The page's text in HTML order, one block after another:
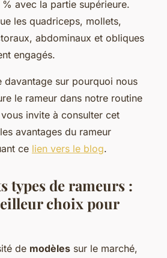
avec la partie supérieure.
les quadriceps, mollets,
abdominaux et obliques
engagés.
davantage sur pourquoi nous
le rameur dans notre routine
invite à consulter cet
avantages du rameur
ce lien vers le blog.
types de rameurs :
choix pour
de modèles sur le marché,